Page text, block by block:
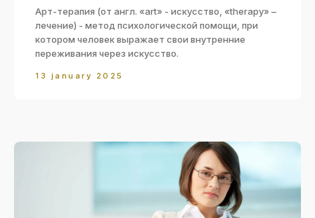
Арт-терапия (от англ. «art» - искусство, «therapy» –
лечение) - метод психологической помощи, при
котором человек выражает свои внутренние
переживания через искусство.
13 january 2025